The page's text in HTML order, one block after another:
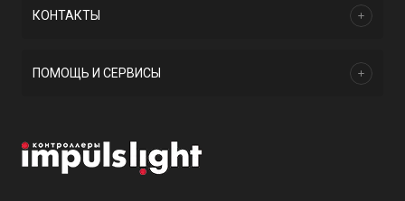
КОНТАКТЫ
ПОМОЩЬ И СЕРВИСЫ